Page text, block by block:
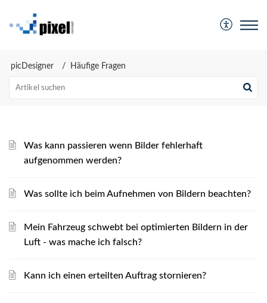
picDesigner Häufige Fragen
Was kann passieren wenn Bilder fehlerhaft
aufgenommen werden?
Was sollte ich beim Aufnehmen von Bildern beachten?
Mein Fahrzeug schwebt bei optimierten Bildern in der
Luft - was mache ich falsch?
Kann ich einen erteilten Auftrag stornieren?